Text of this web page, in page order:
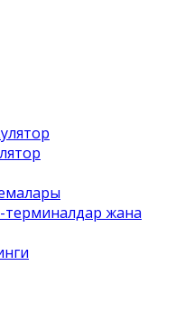
терминалдар жана